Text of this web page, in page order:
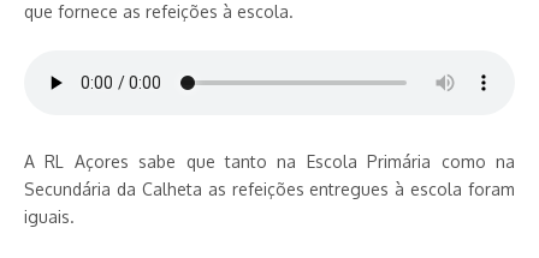
que fornece as refeições à escola.
A RL Açores sabe que tanto na Escola Primária como na
Secundária da Calheta as refeições entregues à escola foram
iguais.